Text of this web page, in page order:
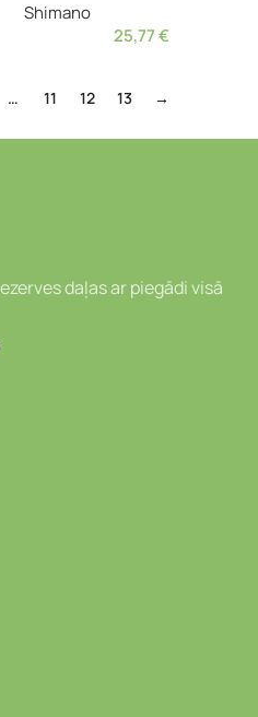
Shimano
25,77€
… 11 12 13 →
daļas ar piegādi visā